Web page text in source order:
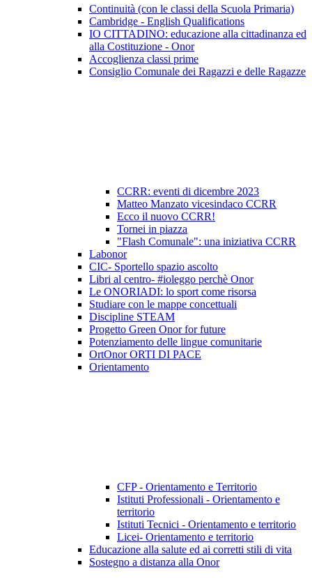
Continuità (con le classi della Scuola Primaria)
Cambridge - English Qualifications
IO CITTADINO: educazione alla cittadinanza ed
alla Costituzione - Onor
Accoglienza classi prime
Consiglio Comunale dei Ragazzi e delle Ragazze
CCRR: eventi di dicembre 2023
Matteo Manzato vicesindaco CCRR
Ecco il nuovo CCRR!
Tornei in piazza
"Flash Comunale": una iniziativa CCRR
Labonor
CIC- Sportello spazio ascolto
Libri al centro- #ioleggo perchè Onor
Le ONORIADI: lo sport come risorsa
Studiare con le mappe concettuali
Discipline STEAM
Progetto Green Onor for future
Potenziamento delle lingue comunitarie
OrtOnor ORTI DI PACE
Orientamento
CFP - Orientamento e Territorio
Istituti Professionali - Orientamento e
territorio
Istituti Tecnici - Orientamento e territorio
Licei- Orientamento e territorio
Educazione alla salute ed ai corretti stili di vita
Sostegno a distanza alla Onor